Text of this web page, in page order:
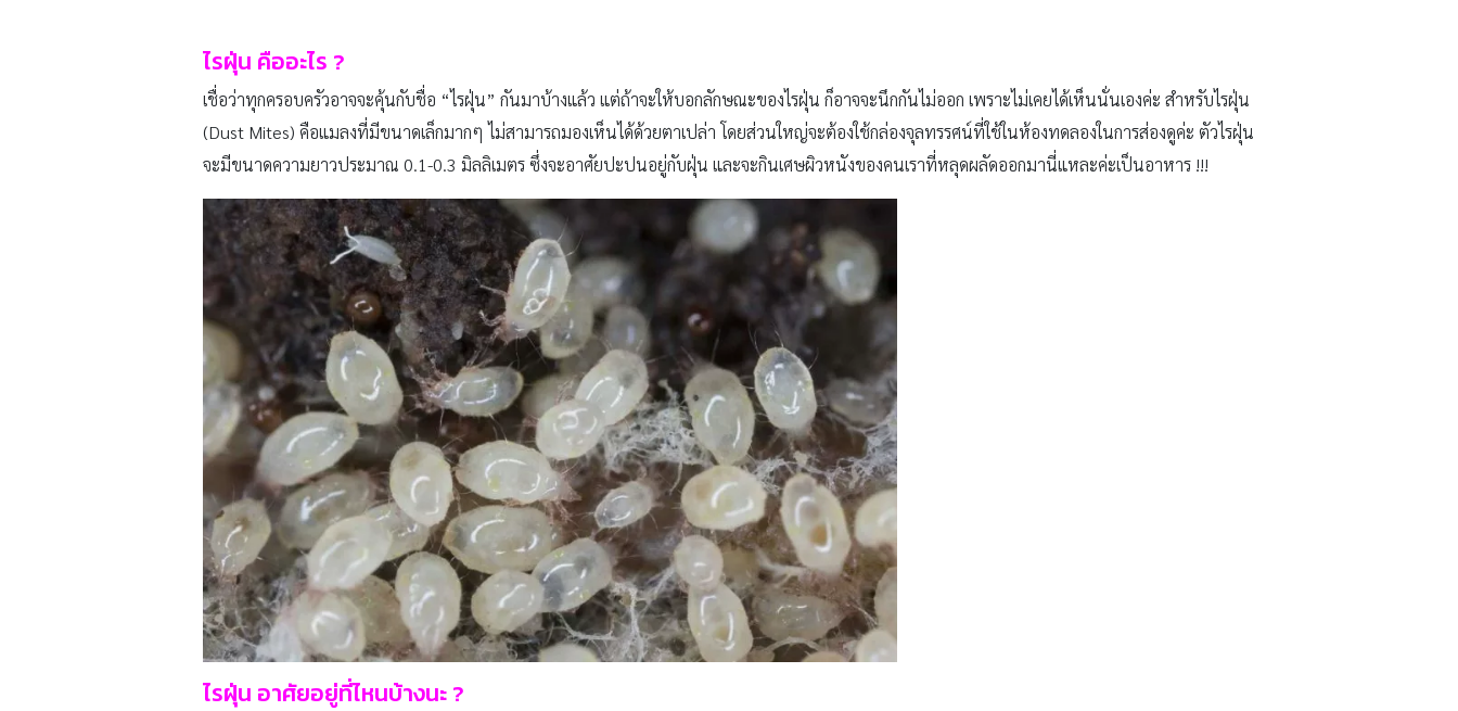
ไรฝุ่น คืออะไร ?
เชื่อว่าทุกครอบครัวอาจจะคุ้นกับชื่อ “ไรฝุ่น” กันมาบ้างแล้ว แต่ถ้าจะให้บอกลักษณะของไรฝุ่น ก็อาจจะนึกกันไม่ออก เพราะไม่เคยได้เห็นนั่นเองค่ะ สำหรับไรฝุ่น
(Dust Mites) คือแมลงที่มีขนาดเล็กมากๆ ไม่สามารถมองเห็นได้ด้วยตาเปล่า โดยส่วนใหญ่จะต้องใช้กล่องจุลทรรศน์ที่ใช้ในห้องทดลองในการส่องดูค่ะ ตัวไรฝุ่น
จะมีขนาดความยาวประมาณ 0.1-0.3 มิลลิเมตร ซึ่งจะอาศัยปะปนอยู่กับฝุ่น และจะกินเศษผิวหนังของคนเราที่หลุดผลัดออกมานี่แหละค่ะเป็นอาหาร !!!
ไรฝุ่น อาศัยอยู่ที่ไหนบ้างนะ?